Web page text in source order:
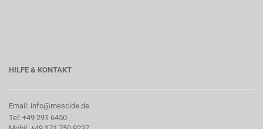
HILFE & KONTAKT
Email: info@mescide.de
Tel: +49 291 6450